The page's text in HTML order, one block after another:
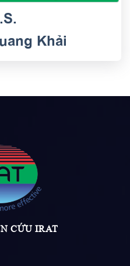
Khải
CỨU IRAT